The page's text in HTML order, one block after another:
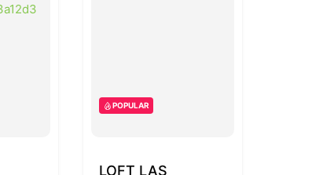
POPULAR
LOFT LAS